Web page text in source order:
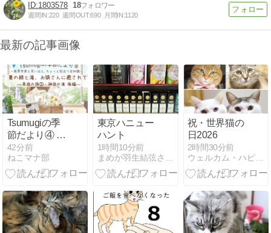
1803578 18
週間IN:220 週間OUT:690 月間IN:1120
最新の記事画像
Tsumugiの季
節だより④ 夏
の緑と滝、お
猿さんに癒さ
れて。―真庭
の滝 後編―
42分前
ねこマナ部
東京ハニュー
ハント
1時間10分前
まめが羽生結弦さんのことをつぶやいてみる
祝・世界猫の
日2026
2時間30分前
ウェルカム・ハピネスはココにあり